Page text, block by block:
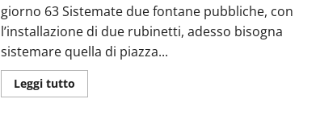
giorno 63 Sistemate due fontane pubbliche, con
l’installazione di due rubinetti, adesso bisogna
sistemare quella di piazza...
Leggi tutto